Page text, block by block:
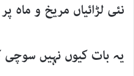
نئی لڑائیاں مریخ و ماہ
یہ بات کیوں نہیں سوچی